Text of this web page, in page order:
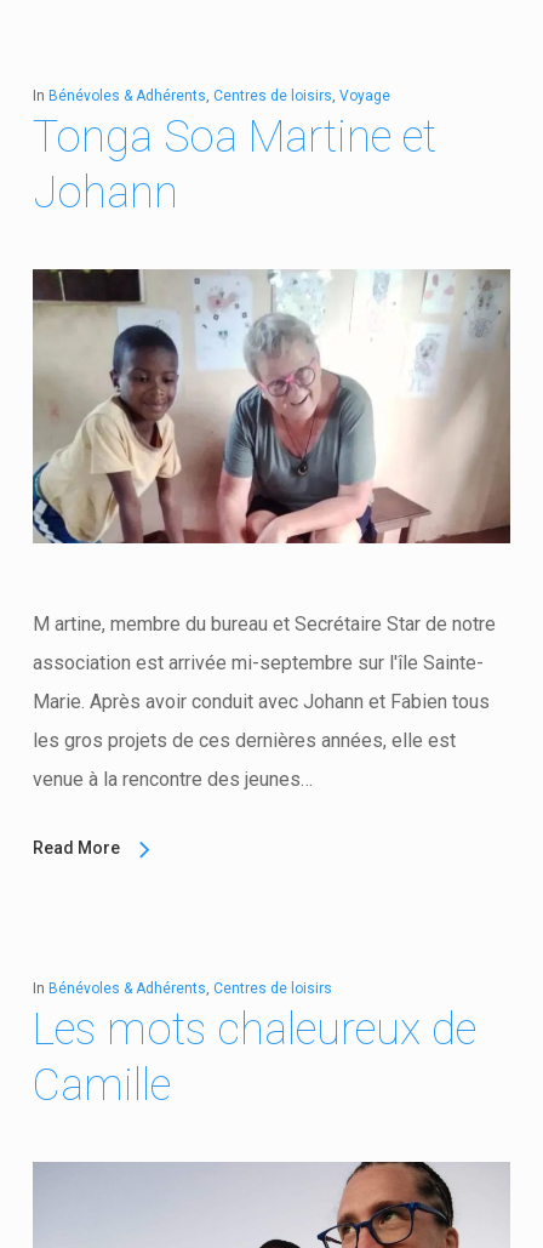
In Bénévoles & Adhérents, Centres de loisirs, Voyage
Tonga Soa Martine et
Johann
M artine, membre du bureau et Secrétaire Star de notre
association est arrivée mi-septembre sur l'île Sainte-
Marie. Après avoir conduit avec Johann et Fabien tous
les gros projets de ces dernières années, elle est
venue à la rencontre des jeunes…
Read More
In Bénévoles & Adhérents, Centres de loisirs
Les mots chaleureux de
Camille